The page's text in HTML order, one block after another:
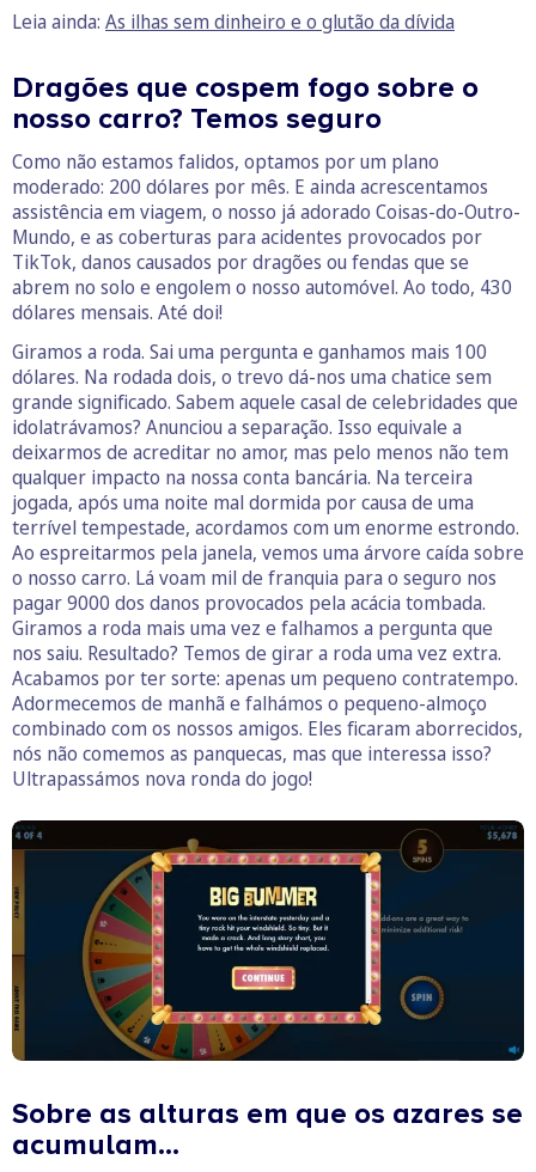
Leia ainda: As ilhas sem dinheiro e o glutão da dívida
Dragões que cospem fogo sobre o
nosso carro? Temos seguro
Como não estamos falidos, optamos por um plano
moderado: 200 dólares por mês. E ainda acrescentamos
assistência em viagem, o nosso já adorado Coisas-do-Outro-
Mundo, e as coberturas para acidentes provocados por
TikTok, danos causados por dragões ou fendas que se
abrem no solo e engolem o nosso automóvel. Ao todo, 430
dólares mensais. Até doi!
Giramos a roda. Sai uma pergunta e ganhamos mais 100
dólares. Na rodada dois, o trevo dá-nos uma chatice sem
grande significado. Sabem aquele casal de celebridades que
idolatrávamos? Anunciou a separação. Isso equivale a
deixarmos de acreditar no amor, mas pelo menos não tem
qualquer impacto na nossa conta bancária. Na terceira
jogada, após uma noite mal dormida por causa de uma
terrível tempestade, acordamos com um enorme estrondo.
Ao espreitarmos pela janela, vemos uma árvore caída sobre
o nosso carro. Lá voam mil de franquia para o seguro nos
pagar 9000 dos danos provocados pela acácia tombada.
Giramos a roda mais uma vez e falhamos a pergunta que
nos saiu. Resultado? Temos de girar a roda uma vez extra.
Acabamos por ter sorte: apenas um pequeno contratempo.
Adormecemos de manhã e falhámos o pequeno-almoço
combinado com os nossos amigos. Eles ficaram aborrecidos,
nós não comemos as panquecas, mas que interessa isso?
Ultrapassámos nova ronda do jogo!
Sobre as alturas em que os azares se
acumulam…